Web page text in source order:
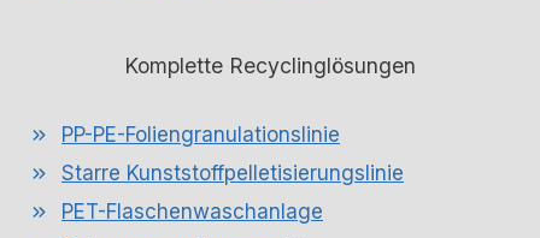
Komplette Recyclinglösungen
PP-PE-Foliengranulationslinie
Starre Kunststoffpelletisierungslinie
PET-Flaschenwaschanlage